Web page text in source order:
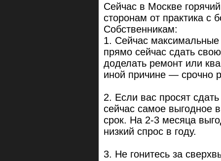
Сейчас в Москве
сторонам от практика с
Собственникам:
1. Сейчас
прямо сейчас сдать
доделать ремонт или
иной причине — срочно
2. Если вас просят
сейчас самое выгодное
срок. На 2-3 месяца
низкий спрос в году.
3. Не гонитесь за